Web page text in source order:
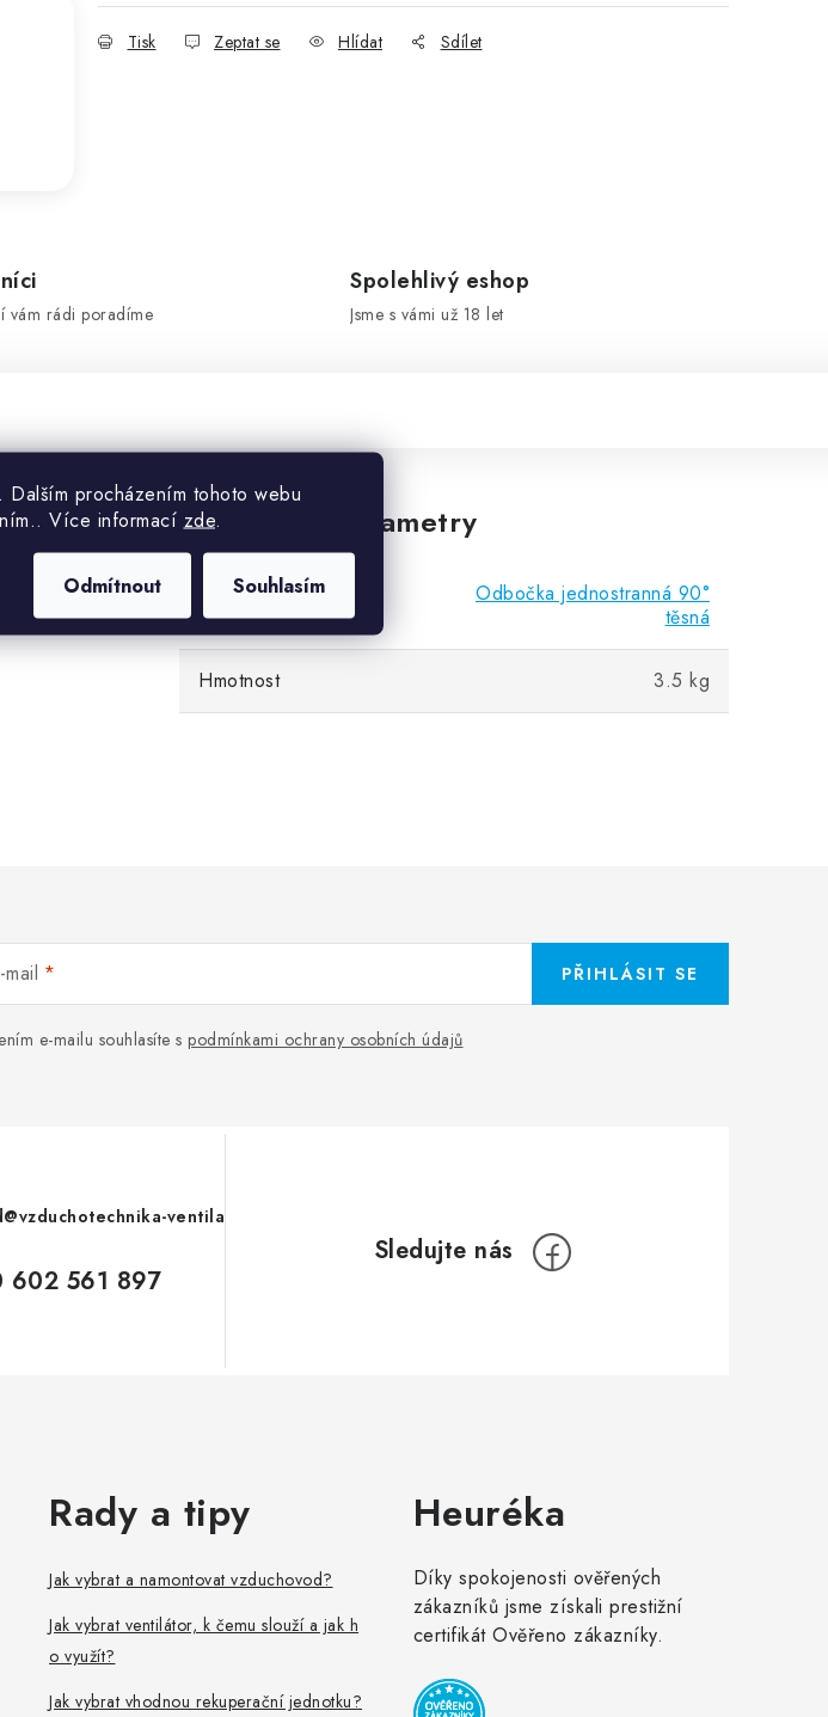
procházením tohoto webu
Více informací zde.
Odmítnout Souhlasím
Tisk Zeptat se Hlídat Sdílet
vám rádi poradíme
Spolehlivý eshop
Jsme s vámi už 18 let
Doplňkové parametry
Odbočka jednostranná 90°
těsná
Hmotnost 3.5 kg
mail
e-mailu souhlasíte s podmínkami ochrany osobních údajů
PŘIHLÁSIT SE
@vzduchotechnika-ventila
602 561 897
Rady a tipy
Jak vybrat a namontovat vzduchovod?
Jak vybrat ventilátor, k čemu slouží a jak h
o využít?
Jak vybrat vhodnou rekuperační jednotku?
Heuréka
Díky spokojenosti ověřených
zákazníků jsme získali prestižní
certifikát Ověřeno zákazníky.